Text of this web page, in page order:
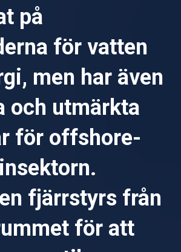
på
för vatten
men har även
och utmärkta
för offshore-
fjärrstyrs från
för att